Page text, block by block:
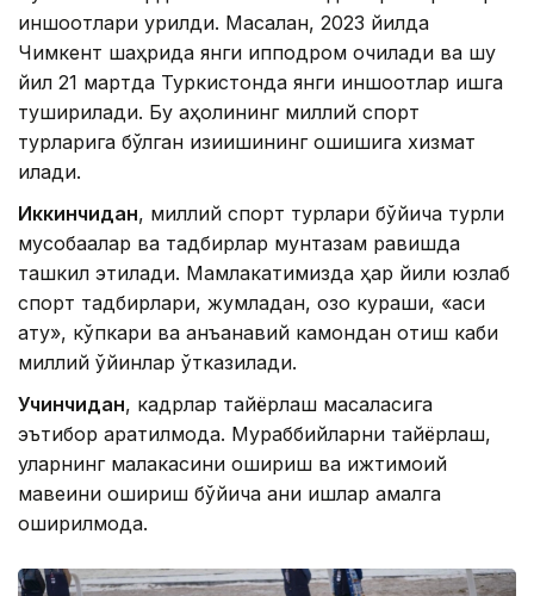
иншоотлари қурилди. Масалан, 2023 йилда
Чимкент шаҳрида янги ипподром очилади ва шу
йил 21 мартда Туркистонда янги иншоотлар ишга
туширилади. Бу аҳолининг миллий спорт
турларига бўлган қизиқишининг ошишига хизмат
қилади.
Иккинчидан, миллий спорт турлари бўйича турли
мусобақалар ва тадбирлар мунтазам равишда
ташкил этилади. Мамлакатимизда ҳар йили юзлаб
спорт тадбирлари, жумладан, қозоқ кураши, «асиқ
ату», кўпкари ва анъанавий камондан отиш каби
миллий ўйинлар ўтказилади.
Учинчидан, кадрлар тайёрлаш масаласига
эътибор қаратилмоқда. Мураббийларни тайёрлаш,
уларнинг малакасини ошириш ва ижтимоий
мавқеини ошириш бўйича аниқ ишлар амалга
оширилмоқда.